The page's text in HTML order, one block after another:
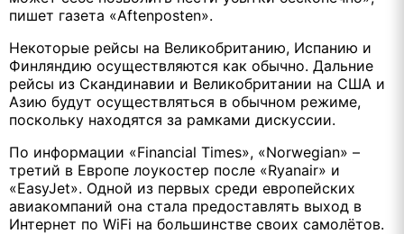
пишет газета «Aftenposten».
Некоторые рейсы на Великобританию, Испанию и
Финляндию осуществляются как обычно. Дальние
рейсы из Скандинавии и Великобритании на США и
Азию будут осуществляться в обычном режиме,
поскольку находятся за рамками дискуссии.
По информации «Financial Times», «Norwegian» –
третий в Европе лоукостер после «Ryanair» и
«EasyJet». Одной из первых среди европейских
авиакомпаний она стала предоставлять выход в
Интернет по WiFi на большинстве своих самолётов.